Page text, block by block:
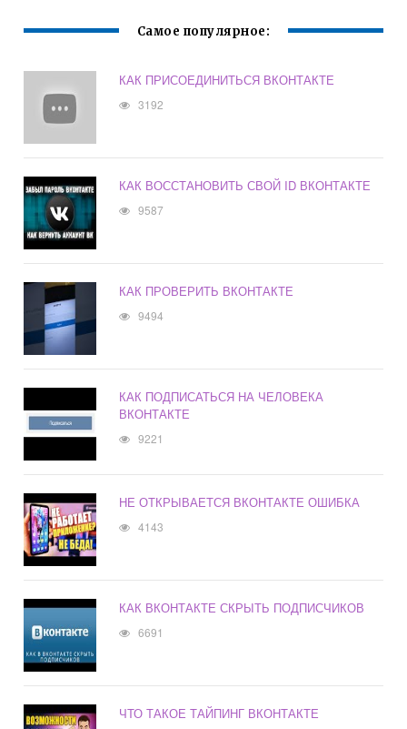
Самое популярное:
КАК ПРИСОЕДИНИТЬСЯ ВКОНТАКТЕ
3192
КАК ВОССТАНОВИТЬ СВОЙ ID ВКОНТАКТЕ
9587
КАК ПРОВЕРИТЬ ВКОНТАКТЕ
9494
КАК ПОДПИСАТЬСЯ НА ЧЕЛОВЕКА
ВКОНТАКТЕ
9221
НЕ ОТКРЫВАЕТСЯ ВКОНТАКТЕ ОШИБКА
4143
КАК ВКОНТАКТЕ СКРЫТЬ ПОДПИСЧИКОВ
6691
ЧТО ТАКОЕ ТАЙПИНГ ВКОНТАКТЕ